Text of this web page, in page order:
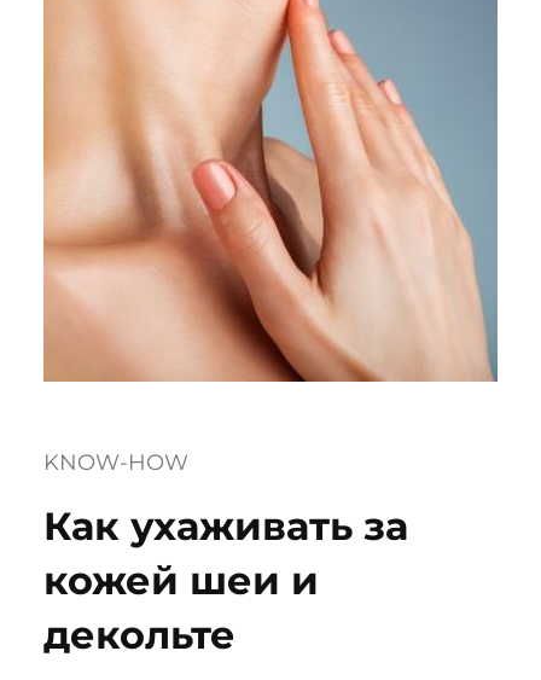
KNOW-HOW
Как ухаживать за
кожей шеи и
декольте